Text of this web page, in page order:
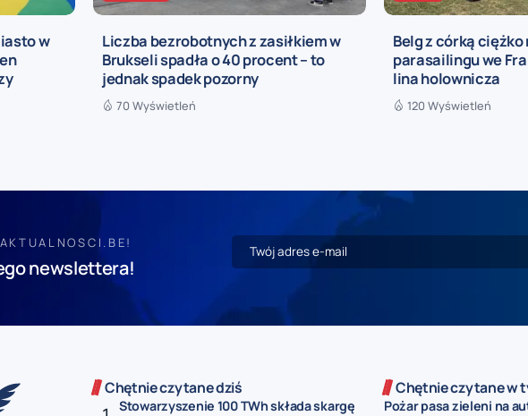
w
Liczba bezrobotnych z zasiłkiem w
Brukseli spadła o 40 procent – to
jednak spadek pozorny
70 Wyświetleń
Belg z córką
parasailingu we
lina holownicza
120 Wyświetleń
newslettera!
Chętnie czytane dziś
Stowarzyszenie 100 TWh składa skargę
Chętnie czytane w
Pożar pasa zieleni na